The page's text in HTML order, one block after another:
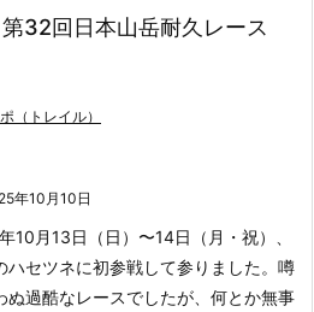
第32回日本山岳耐久レース
（トレイル）
年10月10日
10月13日（日）〜14日（月・祝）、
ハセツネに初参戦して参りました。 噂
ぬ過酷なレースでしたが、何とか無事